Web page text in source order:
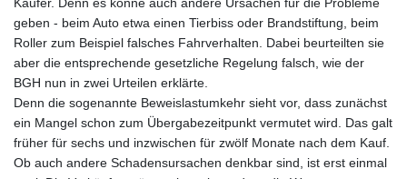
IRR
1585920.982023
ISK 142.572116
JEP 0.857346
JMD 183.168441
JOD 0.817863
JPY 182.641857
KES 149.279328
KGS 100.875887
Käufer. Denn es könne auch andere Ursachen für die Probleme
geben - beim Auto etwa einen Tierbiss oder Brandstiftung, beim
Roller zum Beispiel falsches Fahrverhalten. Dabei beurteilten sie
aber die entsprechende gesetzliche Regelung falsch, wie der
BGH nun in zwei Urteilen erklärte.
Denn die sogenannte Beweislastumkehr sieht vor, dass zunächst
ein Mangel schon zum Übergabezeitpunkt vermutet wird. Das galt
früher für sechs und inzwischen für zwölf Monate nach dem Kauf.
Ob auch andere Schadensursachen denkbar sind, ist erst einmal